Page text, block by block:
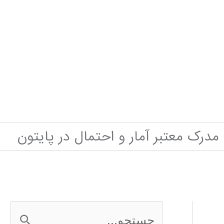
مدرک معتبر آمار و احتمال در پایتون